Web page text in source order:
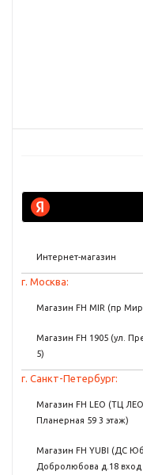
Интернет-магазин
г. Москва:
Магазин FH MIR (пр
Магазин FH 1905 (ул.
5)
г. Санкт-Петербург:
Магазин FH LEO (ТЦ
Планерная 59 3 этаж)
Магазин FH YUBI (ДС
Добролюбова д.18